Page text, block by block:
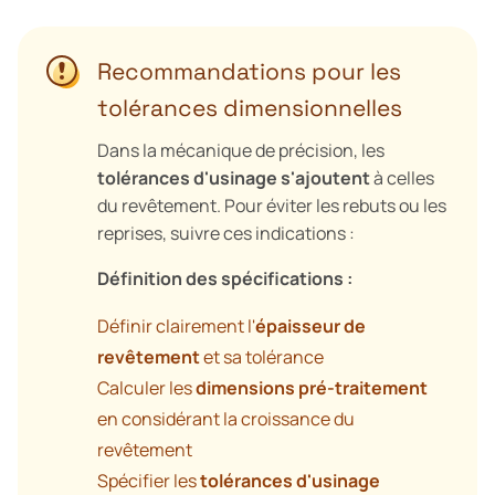
Recommandations pour les
tolérances dimensionnelles
Dans la mécanique de précision, les
tolérances d'usinage s'ajoutentà celles
du revêtement. Pour éviter les rebuts ou les
reprises, suivre ces indications :
Définition des spécifications :
Définir clairement l'épaisseur de
revêtementet sa tolérance
Calculer lesdimensions pré-traitement
en considérant la croissance du
revêtement
Spécifier lestolérances d'usinage